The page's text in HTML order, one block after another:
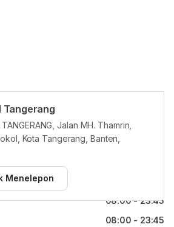
Tangerang
Jalan MH. Thamrin,
Kota Tangerang, Banten,
Menelepon
08:00 - 23:45
08:00 - 23:45
08:00 - 23:45